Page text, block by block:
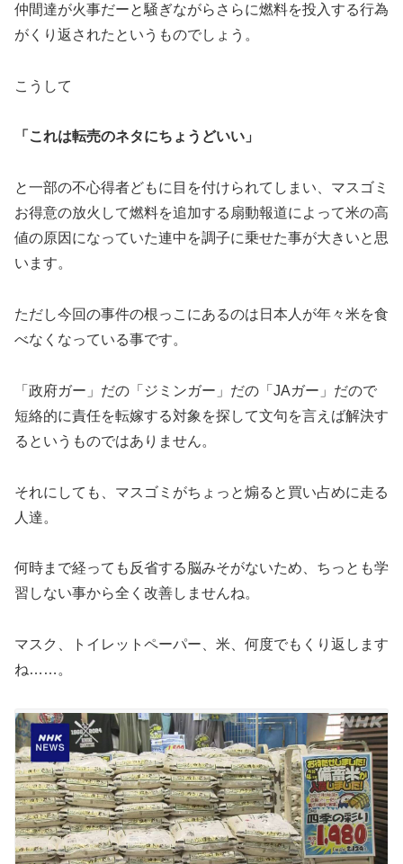
仲間達が火事だーと騒ぎながらさらに燃料を投入する行為
がくり返されたというものでしょう。
こうして
「これは転売のネタにちょうどいい」
と一部の不心得者どもに目を付けられてしまい、マスゴミ
お得意の放火して燃料を追加する扇動報道によって米の高
値の原因になっていた連中を調子に乗せた事が大きいと思
います。
ただし今回の事件の根っこにあるのは日本人が年々米を食
べなくなっている事です。
「政府ガー」だの「ジミンガー」だの「JAガー」だので
短絡的に責任を転嫁する対象を探して文句を言えば解決す
るというものではありません。
それにしても、マスゴミがちょっと煽ると買い占めに走る
人達。
何時まで経っても反省する脳みそがないため、ちっとも学
習しない事から全く改善しませんね。
マスク、トイレットペーパー、米、何度でもくり返します
ね……。